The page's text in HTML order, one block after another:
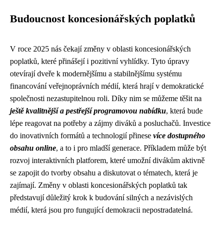
Budoucnost koncesionářských poplatků
V roce 2025 nás čekají změny v oblasti koncesionářských
poplatků, které přinášejí i pozitivní vyhlídky. Tyto úpravy
otevírají dveře k modernějšímu a stabilnějšímu systému
financování veřejnoprávních médií, která hrají v demokratické
společnosti nezastupitelnou roli. Díky nim se můžeme těšit na
ještě kvalitnější a pestřejší programovou nabídku, která bude
lépe reagovat na potřeby a zájmy diváků a posluchačů. Investice
do inovativních formátů a technologií přinese více dostupného
obsahu online, a to i pro mladší generace. Příkladem může být
rozvoj interaktivních platforem, které umožní divákům aktivně
se zapojit do tvorby obsahu a diskutovat o tématech, která je
zajímají. Změny v oblasti koncesionářských poplatků tak
představují důležitý krok k budování silných a nezávislých
médií, která jsou pro fungující demokracii nepostradatelná.